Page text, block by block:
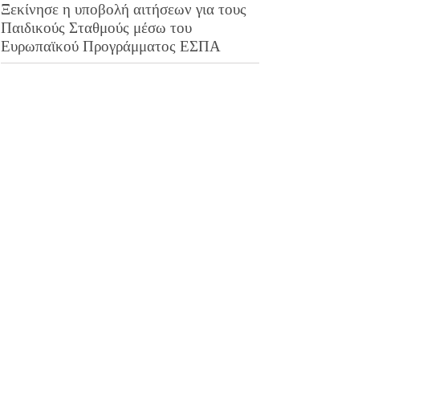
Ξεκίνησε η υποβολή αιτήσεων για τους
Παιδικούς Σταθμούς μέσω του
Ευρωπαϊκού Προγράμματος ΕΣΠΑ